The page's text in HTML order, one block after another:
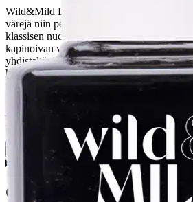
Wild&Mild Long Lasting -tuotesarja
värejä niin pehmeiden kuin kirkkaidenkin
klassisen nuden, ajattoman punaisen,
kapinoivan vihreän värit ja niiden lukuisat
yhdisteltävissä. Wild&Mild Long Lasting -
huolellisesti valituista parhaista
tinkimättömän laadun takaamiseksi.
ja saumatonta; täydellinen peittävyys
Korkealaatuinen sivellin. Cruelty-free.
Näytä lisää tuotekuvausta
Ominaisuudet